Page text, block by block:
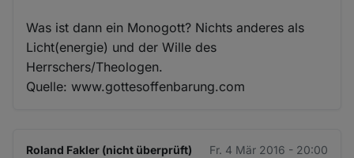
Was ist dann ein Monogott? Nichts anderes als
Licht(energie) und der Wille des
Herrschers/Theologen.
Quelle: www.gottesoffenbarung.com
Roland Fakler (nicht überprüft) Fr. 4 Mär 2016 - 20:00